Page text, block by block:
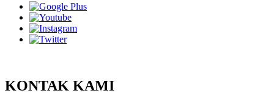
KONTAK KAMI